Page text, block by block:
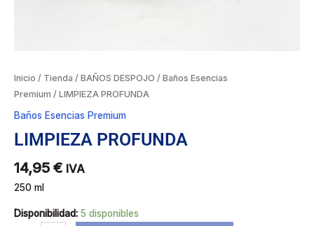
Inicio / Tienda / BAÑOS DESPOJO / Baños Esencias
Premium / LIMPIEZA PROFUNDA
Baños Esencias Premium
LIMPIEZA PROFUNDA
14,95 € IVA
250 ml
Disponibilidad: 5 disponibles